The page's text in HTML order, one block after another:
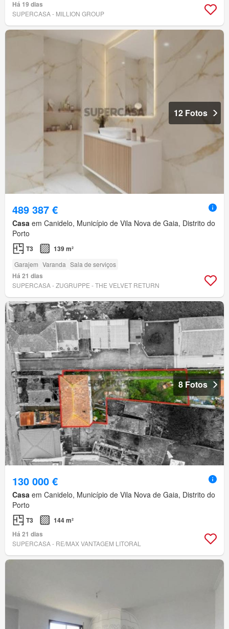
Há 19 dias
SUPERCASA - MILLION GROUP
12 Fotos
489 387 €
Casa em Canidelo, Município de Vila Nova de Gaia, Distrito do
Porto
T3 139 m²
Garajem Varanda Sala de serviços
Há 21 dias
SUPERCASA - ZUGRUPPE - THE VELVET RETURN
8 Fotos
130 000 €
Casa em Canidelo, Município de Vila Nova de Gaia, Distrito do
Porto
T3
144 m²
Há 21 dias
SUPERCASA - RE/MAX VANTAGEM LITORAL